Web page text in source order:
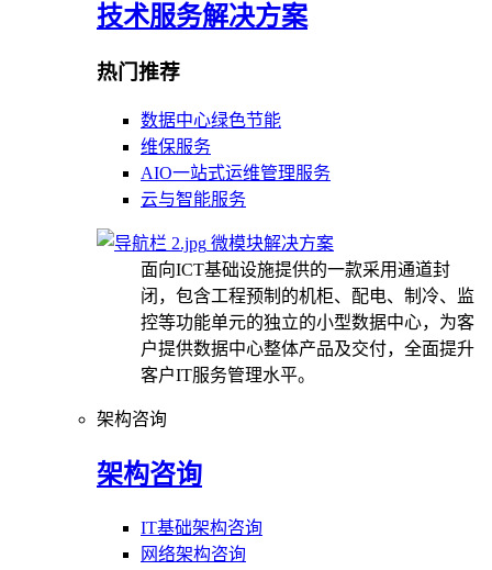
技术服务解决方案
热门推荐
数据中心绿色节能
维保服务
AIO一站式运维管理服务
云与智能服务
微模块解决方案
面向ICT基础设施提供的一款采用通道封
闭，包含工程预制的机柜、配电、制冷、监
控等功能单元的独立的小型数据中心，为客
户提供数据中心整体产品及交付，全面提升
客户IT服务管理水平。
架构咨询
架构咨询
IT基础架构咨询
网络架构咨询